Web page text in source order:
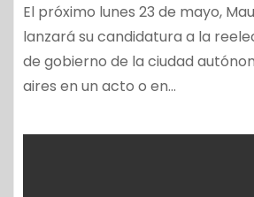
El próximo lunes 23 de mayo,
lanzará su candidatura a la
de gobierno de la ciudad
aires en un acto o en…